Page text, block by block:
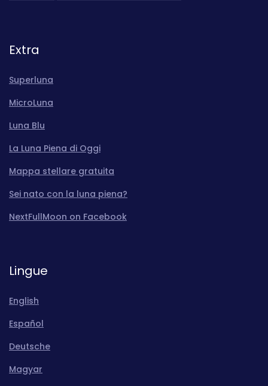
Extra
Superluna
MicroLuna
Luna Blu
La Luna Piena di Oggi
Mappa stellare gratuita
Sei nato con la luna piena?
NextFullMoon on Facebook
Lingue
English
Español
Deutsche
Magyar